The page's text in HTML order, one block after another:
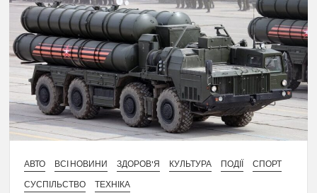
АВТО ВСІ НОВИНИ ЗДОРОВ'Я КУЛЬТУРА ПОДІЇ
СПОРТ
СУСПІЛЬСТВО
ТЕХНІКА